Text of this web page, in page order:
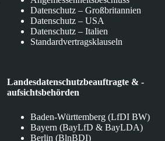
Datenschutz – Großbritannien
Datenschutz – USA
Datenschutz – Italien
Standardvertragsklauseln
Landesdatenschutzbeauftragte & -
aufsichtsbehörden
Baden-Württemberg (LfDI BW)
Bayern (BayLfD & BayLDA)
Berlin (BlnBDI)